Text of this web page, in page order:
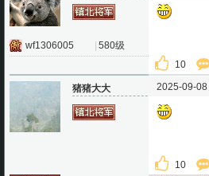
wf1306005 580级
10
猪猪大大 2025-09-08
10